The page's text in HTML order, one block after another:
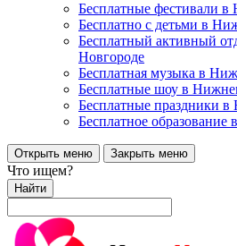
Бесплатные фестивали
Бесплатно с детьми в
Бесплатный активный
Новгороде
Бесплатная музыка в
Бесплатные шоу в
Бесплатные праздники
Бесплатное
Открыть меню Закрыть меню
Что ищем?
Найти